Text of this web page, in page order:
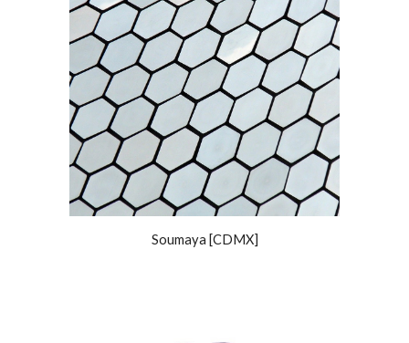
Soumaya [CDMX]